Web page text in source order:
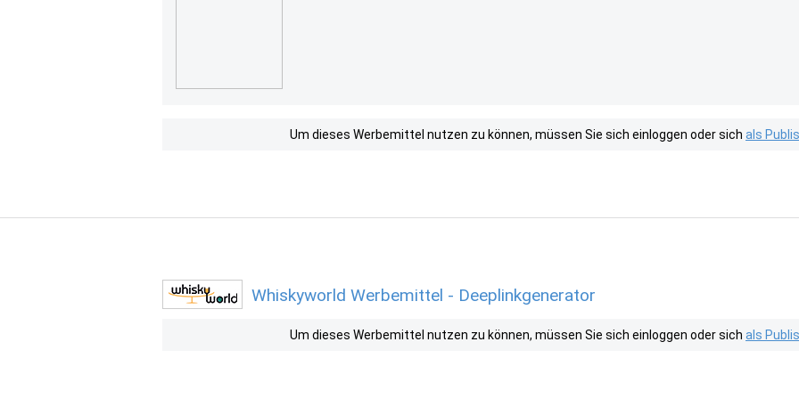
Um dieses Werbemittel nutzen zu können, müssen Sie sich einloggen oder sich als
Whiskyworld Werbemittel - Deeplinkgenerator
Um dieses Werbemittel nutzen zu können, müssen Sie sich einloggen oder sich als